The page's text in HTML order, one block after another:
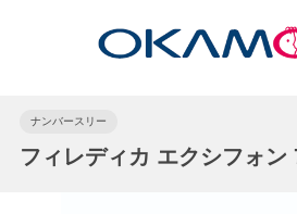
ナンバースリー
フィレディカ エクシフォン